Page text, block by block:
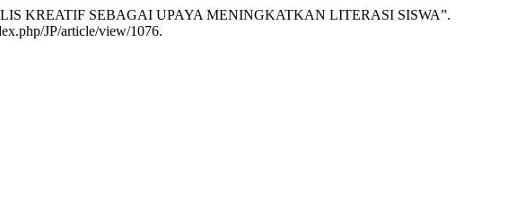
KREATIF SEBAGAI UPAYA MENINGKATKAN LITERASI SISWA”.
JP/article/view/1076.